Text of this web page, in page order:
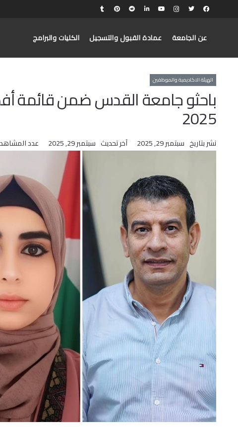
عن الجامعة عمادة القبول والتسجيل الكليات والبرامج
الهيئة الاكاديمية والموظفين
2025
نشر بتاريخ سبتمبر 29, 2025 آخر تحديث سبتمبر 29, 2025 عدد